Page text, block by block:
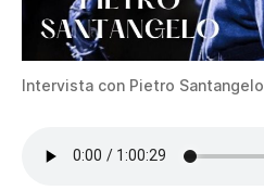
Intervista con Pietro Santangelo